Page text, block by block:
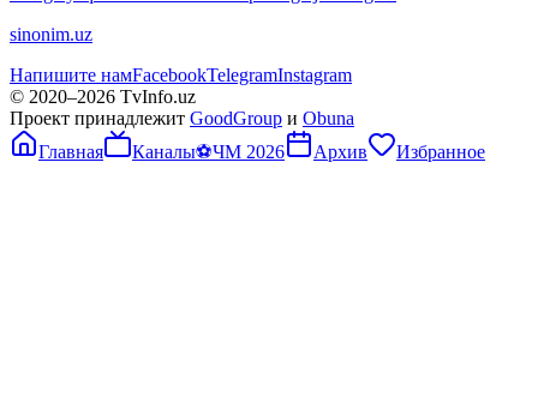
sinonim.uz
Напишите намFacebookTelegramInstagram
© 2020–2026 TvInfo.uz
Проект принадлежит GoodGroup и Obuna
Главная
Каналы⚽ЧМ 2026 Архив Избранное